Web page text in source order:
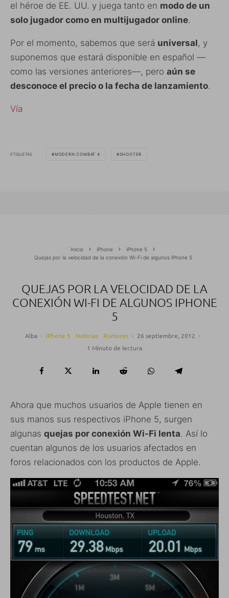
el héroe de EE. UU. y juega tanto en modo de un
solo jugador como en multijugador online.
Por el momento, sabemos que será universal, y
suponemos que estará disponible en español —
como las versiones anteriores—, pero aún se
desconoce el precio o la fecha de lanzamiento.
Vía
ETIQUETAS MODERN COMBAT 4 SHOOTER
Inicio iPhone
iPhone 5
Quejas por la velocidad de la conexión Wi-Fi de algunos iPhone 5
QUEJAS POR LA VELOCIDAD DE LA
CONEXIÓN WI-FI DE ALGUNOS IPHONE
5
Alba · iPhone 5 Noticias Rumores · 26 septiembre, 2012 ·
1 Minuto de lectura
Ahora que muchos usuarios de Apple tienen en
sus manos sus respectivos iPhone 5, surgen
algunas quejas por conexión Wi-Fi lenta. Así lo
cuentan algunos de los usuarios afectados en
foros relacionados con los productos de Apple.